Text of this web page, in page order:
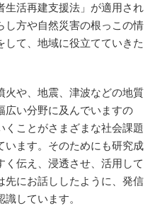
生活再建支援法」が適用され
し方や自然災害の根っこの情
て、地域に役立てていきた
火や、地震、津波などの地質
広い分野に及んでいますの
くことがさまざまな社会課題
います。そのためにも研究成
伝え、浸透させ、活用して
先にお話ししたように、発信
しています。